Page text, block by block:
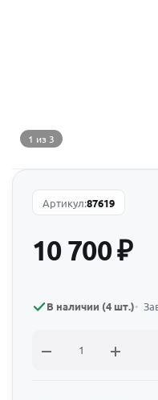
1 из 3
Артикул:87619
10 700₽
В наличии (4 шт.)